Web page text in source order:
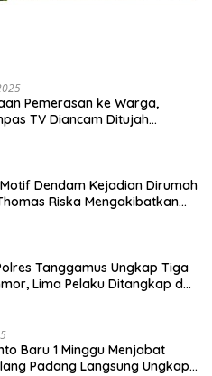
Pemerasan ke Warga,
TV Diancam Ditujah
Dendam Kejadian Dirumah
Riska Mengakibatkan
Tanggamus Ungkap Tiga
Lima Pelaku Ditangkap dan
Baru 1 Minggu Menjabat
Padang Langsung Ungkap